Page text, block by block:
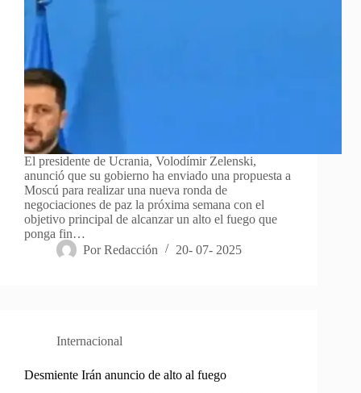
El presidente de Ucrania, Volodímir Zelenski,
anunció que su gobierno ha enviado una propuesta a
Moscú para realizar una nueva ronda de
negociaciones de paz la próxima semana con el
objetivo principal de alcanzar un alto el fuego que
ponga fin…
Por Redacción 20- 07- 2025
Internacional
Desmiente Irán anuncio de alto al fuego